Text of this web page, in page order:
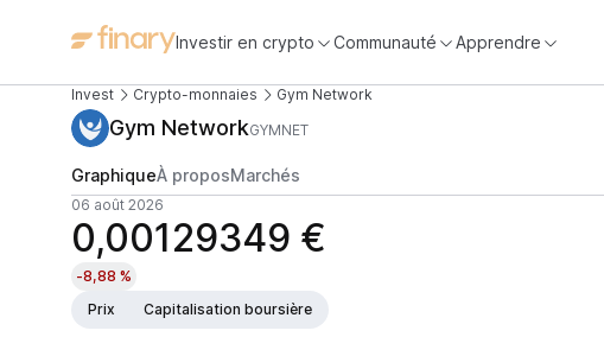
Investir en crypto Communauté Apprendre
Invest Crypto-monnaies Gym Network
Gym NetworkGYMNET
GraphiqueÀ proposMarchés
06 août 2026
0,00129349 €
-8,88 %
Prix
Capitalisation boursière